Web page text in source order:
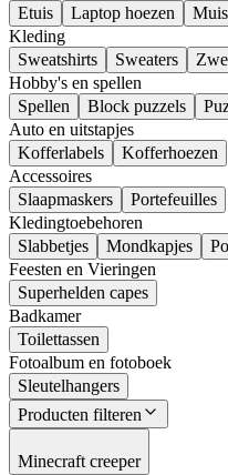
Etuis
Laptop hoezen
Kleding
Sweatshirts
Sweaters
Hobby's en spellen
Spellen
Block puzzels
Auto en uitstapjes
Kofferlabels
Kofferhoezen
Accessoires
Slaapmaskers
Portefeuilles
Kledingtoebehoren
Slabbetjes
Mondkapjes
Feesten en Vieringen
Superhelden capes
Badkamer
Toilettassen
Fotoalbum en fotoboek
Sleutelhangers
Producten filteren
Minecraft creeper